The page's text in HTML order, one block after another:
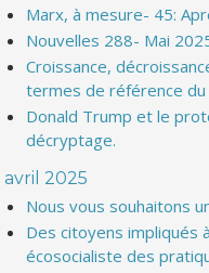
Marx, à mesure- 45:
Nouvelles 288- Mai
Croissance,
termes de référence du
Donald Trump et le
décryptage.
avril 2025
Nous vous souhaitons
Des citoyens impliqués
écosocialiste des